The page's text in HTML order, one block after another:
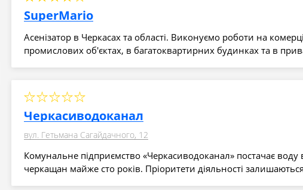
SuperMario
Асенізатор в Черкасах та області. Виконуємо роботи на
промислових об'єктах, в багатоквартирних будинках та в
Черкасиводоканал
вул. Гетьмана Сагайдачного, 12
Комунальне підприємство «Черкасиводоканал» постачає воду
черкащан майже сто років. Пріоритети діяльності